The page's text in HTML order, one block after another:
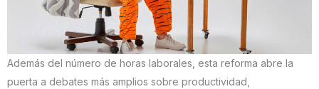
Además del número de horas laborales, esta reforma abre la
puerta a debates más amplios sobre productividad,